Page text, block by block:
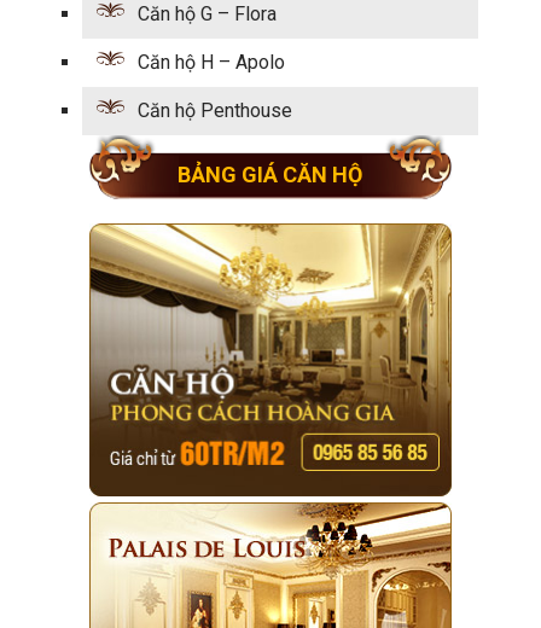
Căn hộ G – Flora
Căn hộ H – Apolo
Căn hộ Penthouse
BẢNG GIÁ CĂN HỘ